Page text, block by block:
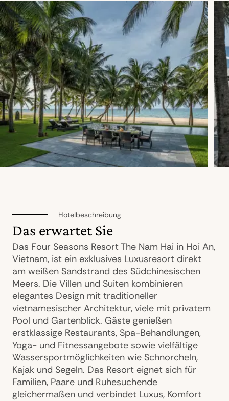
Hotelbeschreibung
Das erwartet Sie
Das Four Seasons Resort The Nam Hai in Hoi An,
Vietnam, ist ein exklusives Luxusresort direkt
am weißen Sandstrand des Südchinesischen
Meers. Die Villen und Suiten kombinieren
elegantes Design mit traditioneller
vietnamesischer Architektur, viele mit privatem
Pool und Gartenblick. Gäste genießen
erstklassige Restaurants, Spa-Behandlungen,
Yoga- und Fitnessangebote sowie vielfältige
Wassersportmöglichkeiten wie Schnorcheln,
Kajak und Segeln. Das Resort eignet sich für
Familien, Paare und Ruhesuchende
gleichermaßen und verbindet Luxus, Komfort